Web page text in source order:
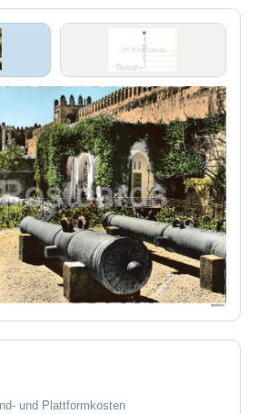
und Plattformkosten